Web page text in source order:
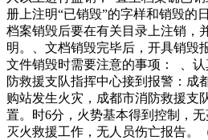
册上注明“已销毁”的字样和销毁的
档案销毁后要在有关目录上注销，
明。、文档销毁完毕后，开具销毁
文件销毁时需要注意的事项： 、
防救援支队指挥中心接到报警：成
购站发生火灾，成都市消防救援支
置。时6分，火势基本得到控制，
灭火救援工作，无人员伤亡报告。